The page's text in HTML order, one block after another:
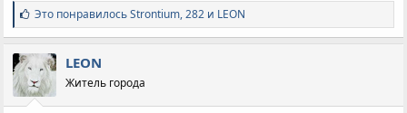
С
и
м
п
а
т
и
Это понравилосьStrontium,282 и LEON
LEON
Житель города